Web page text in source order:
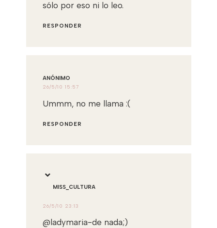
sólo por eso ni lo leo.
RESPONDER
ANÓNIMO
26/5/10 15:57
Ummm, no me llama :(
RESPONDER
MISS_CULTURA
26/5/10 23:13
@ladymaria-de nada;)